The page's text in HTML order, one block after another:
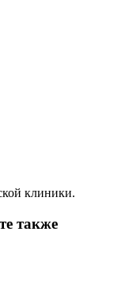
клиники.
также